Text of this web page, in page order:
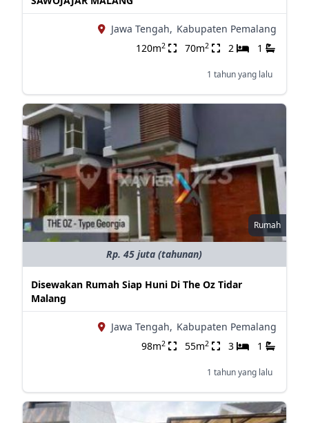
Jawa Tengah, Kabupaten Pemalang
120m2 70m2 2 1
1 tahun yang lalu
Rumah
Rp. 45 juta (tahunan)
Disewakan Rumah Siap Huni Di The Oz Tidar
Malang
Jawa Tengah, Kabupaten Pemalang
98m2 55m2 3 1
1 tahun yang lalu